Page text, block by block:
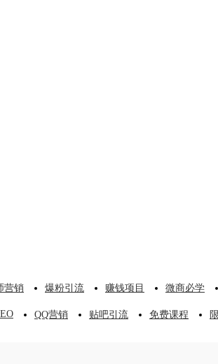
营销 爆粉引流 赚钱项目 微商必学
QQ营销 贴吧引流 免费课程